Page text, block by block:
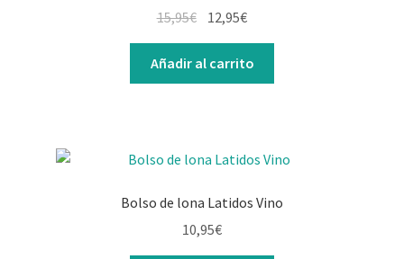
15,95€ El
precio
original
era:
12,95€El
precio
actual
es:
Añadir al carrito
Bolso de lona Latidos Vino
10,95€